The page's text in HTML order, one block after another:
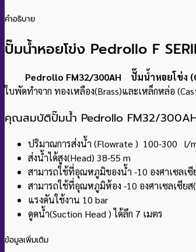
คำอธิบาย
ปั๊มน้ำหอยโข่ง Pedrollo F
Pedrollo FM32/300AH ปั๊มน้ำหอยโข่ง
ใบพัดทำจาก ทองเหลือง(Brass)และเหล็กหล่อ
คุณสมบัติปั๊มน้ำ Pedrollo FM32/
ปริมาณการส่งน้ำ (Flowrate ) 100-300 l/
ส่งน้ำได้สูง(Head) 38-55 m
สามารถใช้ที่อุณหภูมิของน้ำ -10 องศาเซลเซี
สามารถใช้ที่อุณหภูมิห้อง -10 องศาเซลเซียส
แรงดันใช้งาน 10 bar
ดูดน้ำ(Suction Head ) ได้ลึก 7 เมตร
ข้อมูลเพิ่มเติม